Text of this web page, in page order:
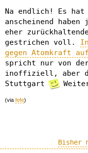
Na endlich! Es
anscheinend
eher
gestrichen voll.
gegen Atomkraft
spricht nur von
inoffiziell, aber
Stuttgart
(via fefe)
Bisher